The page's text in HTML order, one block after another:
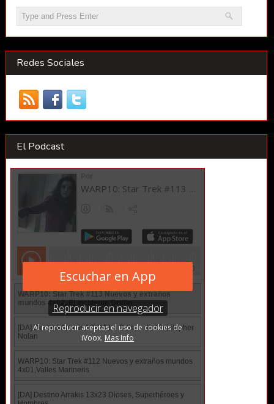
Redes Sociales
El Podcast